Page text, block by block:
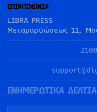
ΕΠΙΚΟΙΝΩΝΙΑ
LIBRA PRESS
Μεταμορφώσεως 11,
ΕΝΗΜΕΡΩΤΙΚΑ ΔΕΛΤΙΑ